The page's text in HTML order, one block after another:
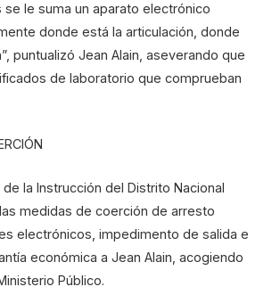
se le suma un aparato electrónico
donde está la articulación, donde
puntualizó Jean Alain, aseverando que
de laboratorio que comprueban
la Instrucción del Distrito Nacional
medidas de coerción de arresto
electrónicos, impedimento de salida e
económica a Jean Alain, acogiendo
Público.